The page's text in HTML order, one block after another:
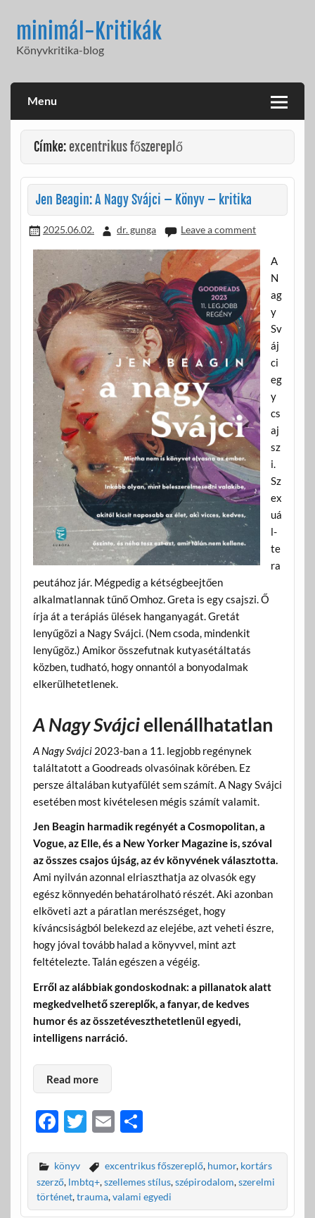
contentminimál-Kritikák
Könyvkritika-blog
Menu
Címke:excentrikus főszereplő
Jen Beagin: A Nagy Svájci – Könyv – kritika
2025.06.02. dr. gunga Leave a comment
A
N
ag
y
Sv
áj
ci
eg
y
cs
aj
sz
i.
Sz
ex
uá
l-
te
ra
peutához jár. Mégpedig a kétségbeejtően
alkalmatlannak tűnő Omhoz. Greta is egy csajszi. Ő
írja át a terápiás ülések hanganyagát. Gretát
lenyűgözi a Nagy Svájci. (Nem csoda, mindenkit
lenyűgöz.) Amikor összefutnak kutyasétáltatás
közben, tudható, hogy onnantól a bonyodalmak
elkerülhetetlenek.
A Nagy Svájciellenállhatatlan
A Nagy Svájci2023-ban a 11. legjobb regénynek
találtatott a Goodreads olvasóinak körében. Ez
persze általában kutyafülét sem számít. A Nagy Svájci
esetében most kivételesen mégis számít valamit.
Jen Beagin harmadik regényét a Cosmopolitan, a
Vogue, az Elle, és a New Yorker Magazine is, szóval
az összes csajos újság, az év könyvének választotta.
Ami nyilván azonnal elriaszthatja az olvasók egy
egész könnyedén behatárolható részét. Aki azonban
elköveti azt a páratlan merészséget, hogy
kíváncsiságból belekezd az elejébe, azt veheti észre,
hogy jóval tovább halad a könyvvel, mint azt
feltételezte. Talán egészen a végéig.
Erről az alábbiak gondoskodnak: a pillanatok alatt
megkedvelhető szereplők, a fanyar, de kedves
humor és az összetéveszthetetlenül egyedi,
intelligens narráció.
Read more
F
e
b
o
T
itt
er
E
ail
O
za
m
e
könyv excentrikus főszereplő, humor, kortárs
szerző, lmbtq+,szellemes stílus,szépirodalom,szerelmi
történet,trauma,valami egyedi